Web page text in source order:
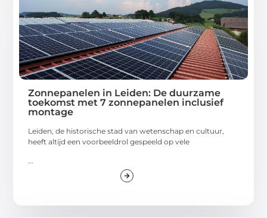
Zonnepanelen in Leiden: De duurzame
toekomst met 7 zonnepanelen inclusief
montage
Leiden, de historische stad van wetenschap en cultuur,
heeft altijd een voorbeeldrol gespeeld op vele
...